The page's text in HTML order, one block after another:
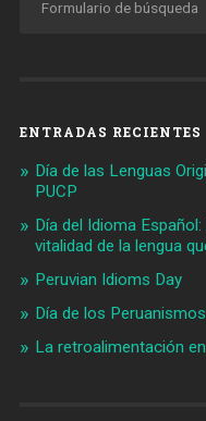
ENTRADAS RECIENTES
Día de las Lenguas
PUCP
Día del Idioma
vitalidad de la lengua
Peruvian Idioms Day
Día de los Peruanismos
La retroalimentación